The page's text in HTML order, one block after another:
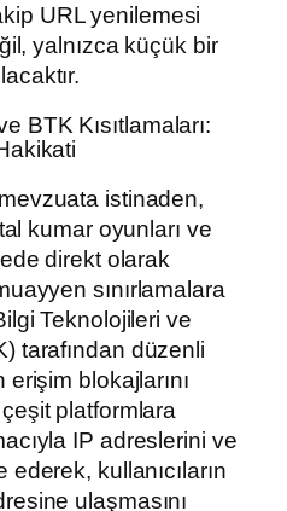
URL yenilemesi
yalnızca küçük bir
BTK Kısıtlamaları:
istinaden,
kumar oyunları ve
direkt olarak
sınırlamalara
Teknolojileri ve
tarafından düzenli
blokajlarını
platformlara
IP adreslerini ve
ederek, kullanıcıların
ulaşmasını